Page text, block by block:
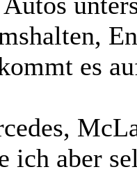
es
ich aber